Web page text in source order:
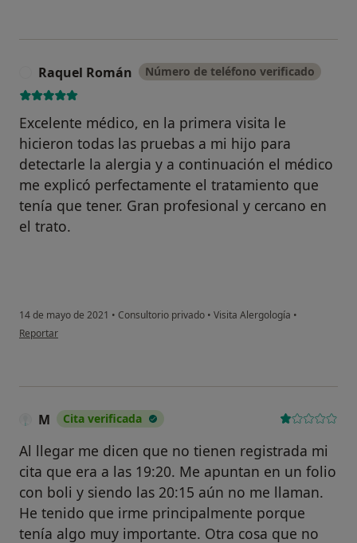
Raquel Román Número de teléfono verificado
Excelente médico, en la primera visita le
hicieron todas las pruebas a mi hijo para
detectarle la alergia y a continuación el médico
me explicó perfectamente el tratamiento que
tenía que tener. Gran profesional y cercano en
el trato.
14 de mayo de 2021 • Consultorio privado • Visita Alergología •
en opinión del usuario Raquel Román
Reportar
M Cita verificada
Al llegar me dicen que no tienen registrada mi
cita que era a las 19:20. Me apuntan en un folio
con boli y siendo las 20:15 aún no me llaman.
He tenido que irme principalmente porque
tenía algo muy importante. Otra cosa que no